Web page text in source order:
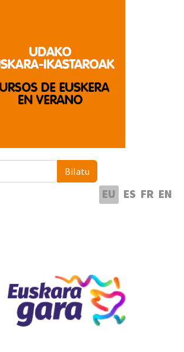
Bilatu
EU ES FR EN